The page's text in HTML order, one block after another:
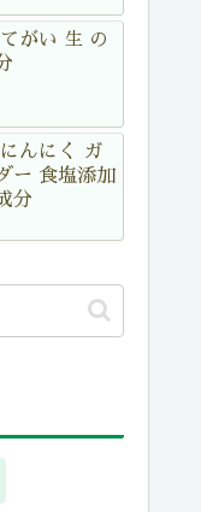
がい 生 の
んにく ガ
ー 食塩添加
分